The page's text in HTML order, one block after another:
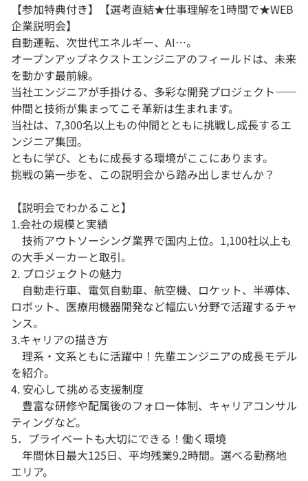
【参加特典付き】【選考直結★仕事理解を1時間で★WEB
企業説明会】
自動運転、次世代エネルギー、AI…。
オープンアップネクストエンジニアのフィールドは、未来
を動かす最前線。
当社エンジニアが手掛ける、多彩な開発プロジェクト――
仲間と技術が集まってこそ革新は生まれます。
当社は、7,300名以上もの仲間とともに挑戦し成長するエ
ンジニア集団。
ともに学び、ともに成長する環境がここにあります。
挑戦の第一歩を、この説明会から踏み出しませんか？
【説明会でわかること】
1.会社の規模と実績
技術アウトソーシング業界で国内上位。1,100社以上も
の大手メーカーと取引。
2. プロジェクトの魅力
自動走行車、電気自動車、航空機、ロケット、半導体、
ロボット、医療用機器開発など幅広い分野で活躍するチャ
ンス。
3.キャリアの描き方
理系・文系ともに活躍中！先輩エンジニアの成長モデル
を紹介。
4. 安心して挑める支援制度
豊富な研修や配属後のフォロー体制、キャリアコンサル
ティングなど。
5．プライベートも大切にできる！働く環境
年間休日最大125日、平均残業9.2時間。選べる勤務地
エリア。